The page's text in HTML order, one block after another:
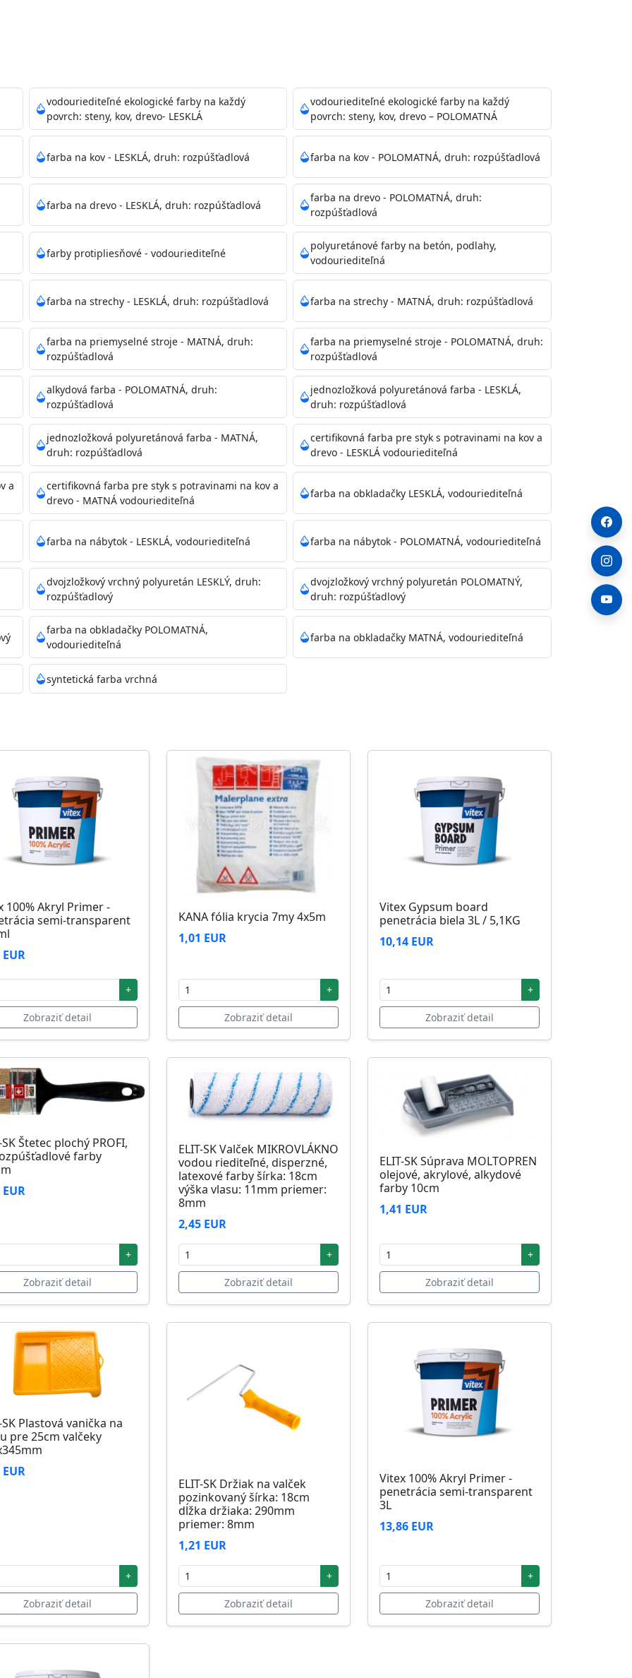
náteru. Preto je
sú nemocnice, pôrodnice, operačné
škôlky, telocvične, a samozrejme je
(trieda 2 podľa EN 13300) pri
povrchov. Má vynikajúcu kryciu schopnosť,
tónovať v bohatej škále odtieňov.
Pantone
spôsobu aplikácie. Dobre premiešajte a občas opakujte aj počas náteru. Naneste jednu
farba zasychá na dotyk po 30-60min./23°C po dokonalom preschnutí minimálne 3-
Doba schnutia je závislá na poveternostných podmienkach s vyššou vlhkosťou a nižšou
alebo pri relatívnej vlhkosti nad 80%.
na bezpečnú likvidáciu.
prachu, mastnoty, solí a materiálov so zlou priľnavosťou. Otvory alebo trhliny vyplňte
light putty a prebrúste. Nové alebo porézne povrchy natreté menej kvalitnými farbami
5°C až 25°C
vodouriediteľné ekologické farby na každý
povrch: steny, kov, drevo- LESKLÁ
vodouriediteľné ekologické farby na každý
povrch: steny, kov, drevo – POLOMATNÁ
farba na kov - LESKLÁ, druh: rozpúšťadlová farba na kov - POLOMATNÁ, druh: rozpúšťadlová
farba na drevo - LESKLÁ, druh: rozpúšťadlová
farba na drevo - POLOMATNÁ, druh:
rozpúšťadlová
farby protipliesňové - vodouriediteľné
polyuretánové farby na betón, podlahy,
vodouriediteľná
farba na strechy - LESKLÁ, druh: rozpúšťadlová farba na strechy - MATNÁ, druh: rozpúšťadlová
farba na priemyselné stroje - MATNÁ, druh:
rozpúšťadlová
farba na priemyselné stroje - POLOMATNÁ, druh:
rozpúšťadlová
alkydová farba - POLOMATNÁ, druh:
rozpúšťadlová
jednozložková polyuretánová farba - LESKLÁ,
druh: rozpúšťadlová
jednozložková polyuretánová farba - MATNÁ,
druh: rozpúšťadlová
certifikovná farba pre styk s potravinami na kov a
drevo - LESKLÁ vodouriediteľná
a
certifikovná farba pre styk s potravinami na kov a
drevo - MATNÁ vodouriediteľná
farba na obkladačky LESKLÁ, vodouriediteľná
farba na nábytok - LESKLÁ, vodouriediteľná farba na nábytok - POLOMATNÁ, vodouriediteľná
dvojzložkový vrchný polyuretán LESKLÝ, druh:
rozpúšťadlový
dvojzložkový vrchný polyuretán POLOMATNÝ,
druh: rozpúšťadlový
farba na obkladačky POLOMATNÁ,
vodouriediteľná
farba na obkladačky MATNÁ, vodouriediteľná
syntetická farba vrchná
100% Akryl Primer -
semi-transparent
+
Zobraziť detail
KANA fólia krycia 7my 4x5m
1,01 EUR
+
Zobraziť detail
Vitex Gypsum board
penetrácia biela 3L / 5,1KG
10,14 EUR
+
Zobraziť detail
SK Štetec plochý PROFI,
farby
+
Zobraziť detail
ELIT-SK Valček MIKROVLÁKNO
vodou riediteľné, disperzné,
latexové farby šírka: 18cm
výška vlasu: 11mm priemer:
8mm
2,45 EUR
+
Zobraziť detail
ELIT-SK Súprava MOLTOPREN
olejové, akrylové, alkydové
farby 10cm
1,41 EUR
+
Zobraziť detail
SK Plastová vanička na
pre 25cm valčeky
+
Zobraziť detail
ELIT-SK Držiak na valček
pozinkovaný šírka: 18cm
dĺžka držiaka: 290mm
priemer: 8mm
1,21 EUR
+
Zobraziť detail
Vitex 100% Akryl Primer -
penetrácia semi-transparent
3L
13,86 EUR
+
Zobraziť detail